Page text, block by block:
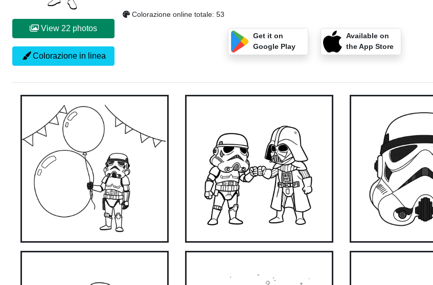
View 22 photos
Colorazione in linea
Colorazione online totale: 53
Get it on
Google Play
Available on
the App Store